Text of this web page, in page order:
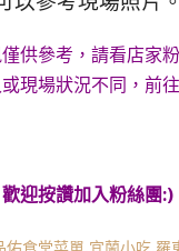
供參考，請看店家
現場狀況不同，前
迎按讚加入粉絲團:)